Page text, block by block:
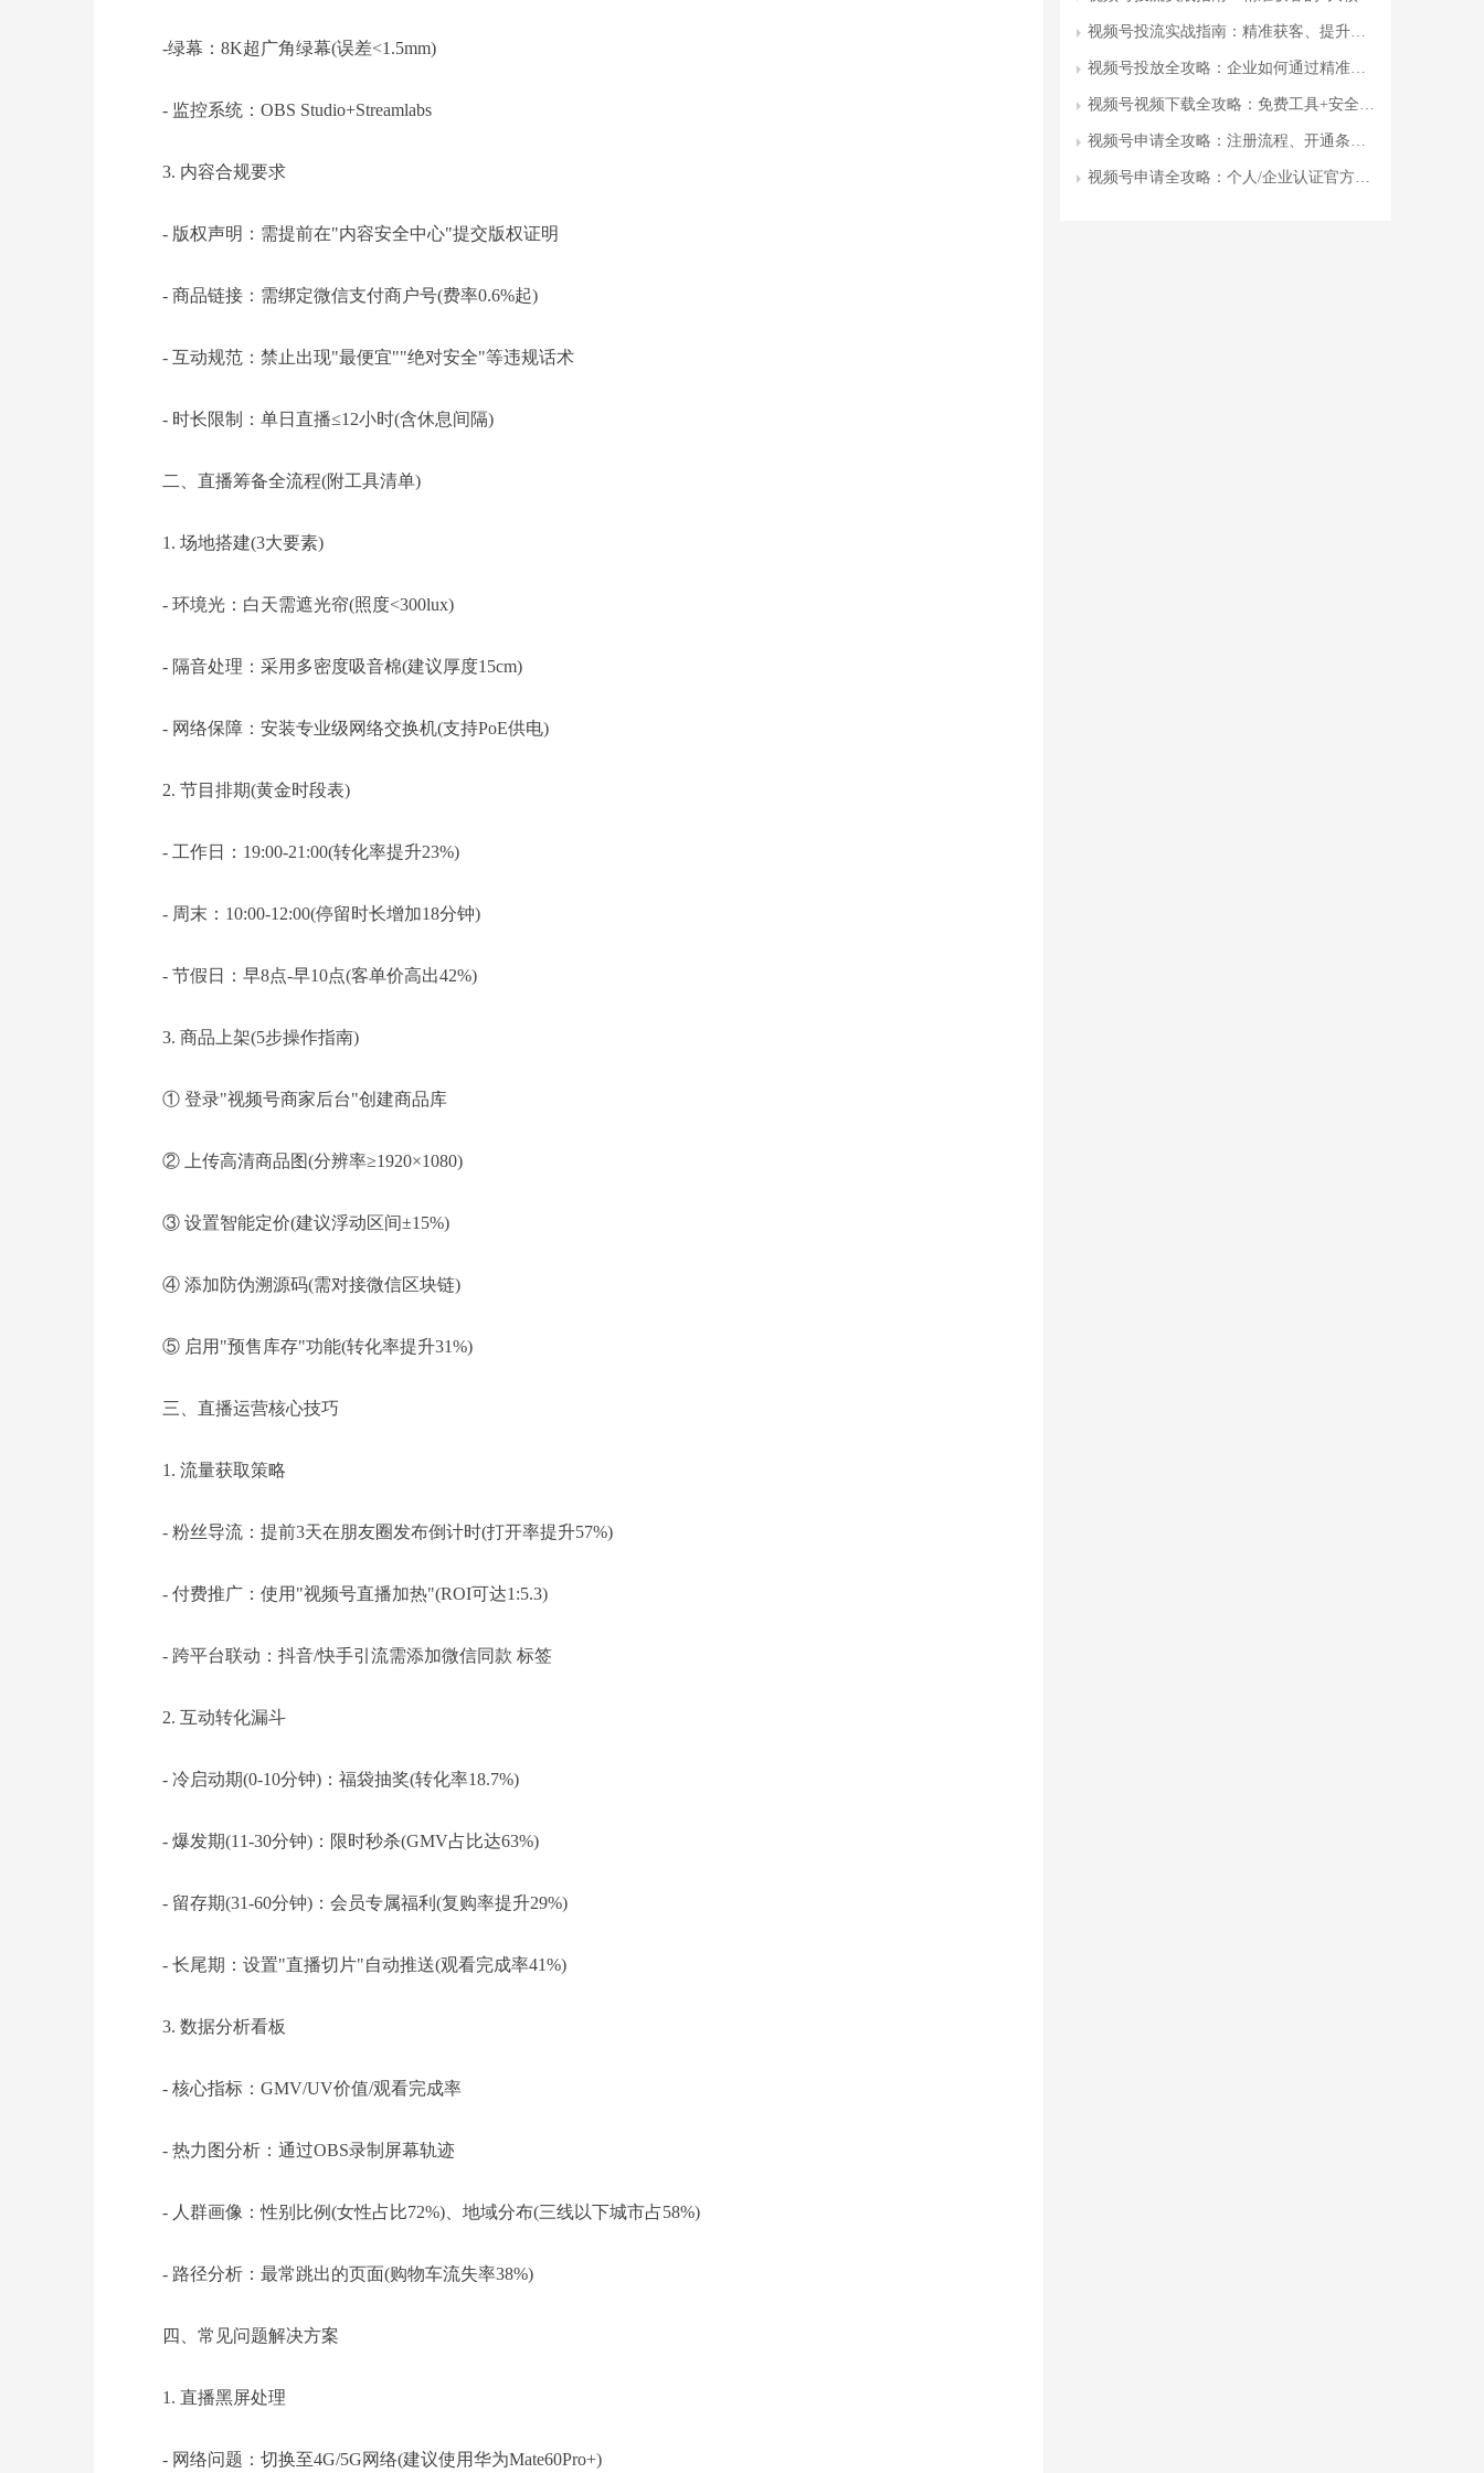
-绿幕：8K超广角绿幕(误差<1.5mm)
- 监控系统：OBS Studio+Streamlabs
3. 内容合规要求
- 版权声明：需提前在"内容安全中心"提交版权证明
- 商品链接：需绑定微信支付商户号(费率0.6%起)
- 互动规范：禁止出现"最便宜""绝对安全"等违规话术
- 时长限制：单日直播≤12小时(含休息间隔)
二、直播筹备全流程(附工具清单)
1. 场地搭建(3大要素)
- 环境光：白天需遮光帘(照度<300lux)
- 隔音处理：采用多密度吸音棉(建议厚度15cm)
- 网络保障：安装专业级网络交换机(支持PoE供电)
2. 节目排期(黄金时段表)
- 工作日：19:00-21:00(转化率提升23%)
- 周末：10:00-12:00(停留时长增加18分钟)
- 节假日：早8点-早10点(客单价高出42%)
3. 商品上架(5步操作指南)
① 登录"视频号商家后台"创建商品库
② 上传高清商品图(分辨率≥1920×1080)
③ 设置智能定价(建议浮动区间±15%)
④ 添加防伪溯源码(需对接微信区块链)
⑤ 启用"预售库存"功能(转化率提升31%)
三、直播运营核心技巧
1. 流量获取策略
- 粉丝导流：提前3天在朋友圈发布倒计时(打开率提升57%)
- 付费推广：使用"视频号直播加热"(ROI可达1:5.3)
- 跨平台联动：抖音/快手引流需添加微信同款 标签
2. 互动转化漏斗
- 冷启动期(0-10分钟)：福袋抽奖(转化率18.7%)
- 爆发期(11-30分钟)：限时秒杀(GMV占比达63%)
- 留存期(31-60分钟)：会员专属福利(复购率提升29%)
- 长尾期：设置"直播切片"自动推送(观看完成率41%)
3. 数据分析看板
- 核心指标：GMV/UV价值/观看完成率
- 热力图分析：通过OBS录制屏幕轨迹
- 人群画像：性别比例(女性占比72%)、地域分布(三线以下城市占58%)
- 路径分析：最常跳出的页面(购物车流失率38%)
四、常见问题解决方案
1. 直播黑屏处理
- 网络问题：切换至4G/5G网络(建议使用华为Mate60Pro+)
视频号投流实战指南：精准获客、提升转化、打造爆款
视频号投放全攻略：企业如何通过精准运营实现曝光量300%增长
视频号视频下载全攻略：免费工具+安全教程+注意事项
视频号申请全攻略：注册流程、开通条件、常见问题
视频号申请全攻略：个人/企业认证官方步骤